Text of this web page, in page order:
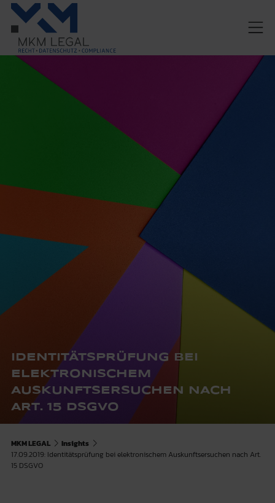
IDENTITÄTSPRÜFUNG BEI
ELEKTRONISCHEM
AUSKUNFTSERSUCHEN NACH
ART. 15 DSGVO
MKM LEGAL
Insights
17.09.2019: Identitätsprüfung bei elektronischem Auskunftsersuchen nach Art.
15 DSGVO